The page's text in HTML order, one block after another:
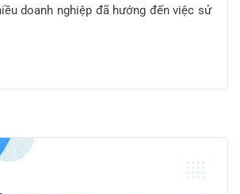
doanh nghiệp đã hướng đến việc sử